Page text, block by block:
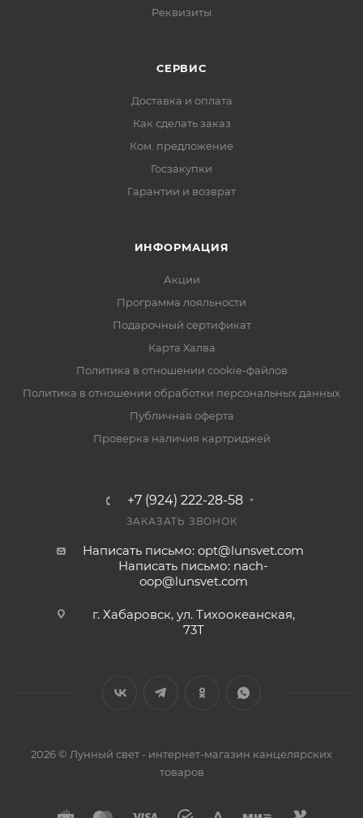
Реквизиты
СЕРВИС
Доставка и оплата
Как сделать заказ
Ком. предложение
Госзакупки
Гарантии и возврат
ИНФОРМАЦИЯ
Акции
Программа лояльности
Подарочный сертификат
Карта Халва
Политика в отношении cookie-файлов
Политика в отношении обработки персональных данных
Публичная оферта
Проверка наличия картриджей
+7 (924) 222-28-58
ЗАКАЗАТЬ ЗВОНОК
Написать письмо: opt@lunsvet.com
Написать письмо: nach-
oop@lunsvet.com
г. Хабаровск, ул. Тихоокеанская,
73Т
2026 © Лунный свет - интернет-магазин канцелярских
товаров